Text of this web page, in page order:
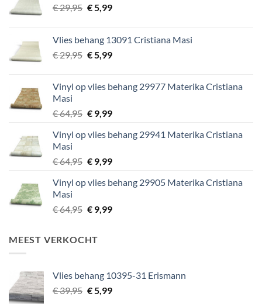
€29,95 Oorspronkelijke
€ 29,95.
€5,99Huidige
€ 5,99.
Vlies behang 13091 Cristiana Masi
€29,95 Oorspronkelijke
€ 29,95.
€5,99Huidige
€ 5,99.
Vinyl op vlies behang 29977 Materika Cristiana
Masi
€64,95 Oorspronkelijke
was:
€9,99Huidige
is:
Vinyl op vlies behang 29941 Materika Cristiana
Masi
€64,95 Oorspronkelijke
was:
€9,99Huidige
is:
Vinyl op vlies behang 29905 Materika Cristiana
Masi
€64,95 Oorspronkelijke
€ 64,95.
€9,99Huidige
MEEST VERKOCHT
Vlies behang 10395-31 Erismann
€39,95 Oorspronkelijke
€5,99Huidige